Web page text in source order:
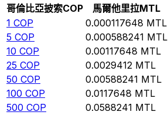
哥倫比亞披索COP 馬爾他里拉MTL
1 COP 0.000117648 MTL
5 COP 0.000588241 MTL
10 COP 0.00117648 MTL
25 COP 0.0029412 MTL
50 COP 0.00588241 MTL
100 COP 0.0117648 MTL
500 COP 0.0588241 MTL